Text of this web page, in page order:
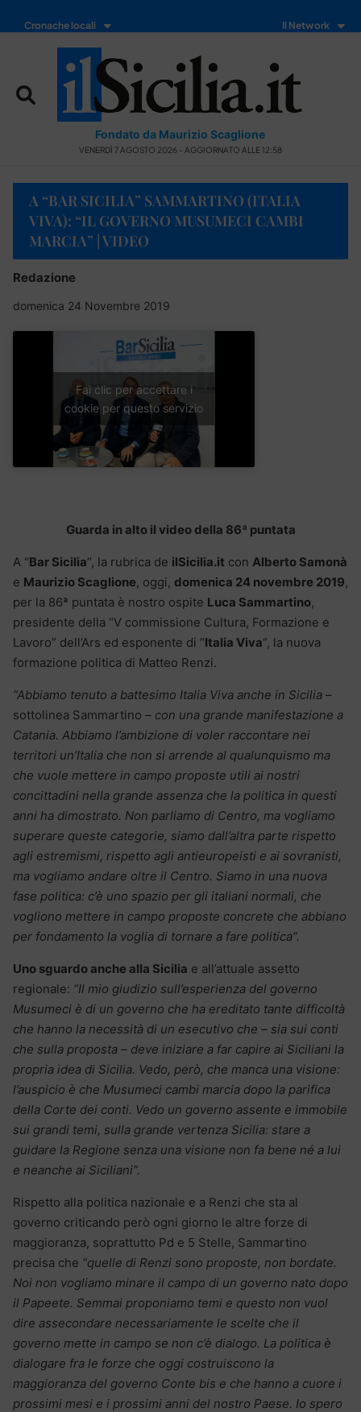
Cronache locali Il Network
Fondato da Maurizio Scaglione
VENERDÌ 7 AGOSTO 2026 - AGGIORNATO ALLE 12:58
A “BAR SICILIA” SAMMARTINO (ITALIA
VIVA): “IL GOVERNO MUSUMECI CAMBI
MARCIA” | VIDEO
Redazione
domenica 24 Novembre 2019
Fai clic per accettare i
cookie per questo servizio
Guarda in alto il video della 86ª puntata
A “Bar Sicilia“, la rubrica de ilSicilia.it con Alberto Samonà
e Maurizio Scaglione, oggi, domenica 24 novembre 2019,
per la 86ª puntata è nostro ospite Luca Sammartino,
presidente della “V commissione Cultura, Formazione e
Lavoro” dell’Ars ed esponente di “Italia Viva“, la nuova
formazione politica di Matteo Renzi.
“Abbiamo tenuto a battesimo Italia Viva anche in Sicilia –
sottolinea Sammartino – con una grande manifestazione a
Catania. Abbiamo l’ambizione di voler raccontare nei
territori un’Italia che non si arrende al qualunquismo ma
che vuole mettere in campo proposte utili ai nostri
concittadini nella grande assenza che la politica in questi
anni ha dimostrato. Non parliamo di Centro, ma vogliamo
superare queste categorie, siamo dall’altra parte rispetto
agli estremismi, rispetto agli antieuropeisti e ai sovranisti,
ma vogliamo andare oltre il Centro. Siamo in una nuova
fase politica: c’è uno spazio per gli italiani normali, che
vogliono mettere in campo proposte concrete che abbiano
per fondamento la voglia di tornare a fare politica”.
Uno sguardo anche alla Sicilia e all’attuale assetto
regionale: “Il mio giudizio sull’esperienza del governo
Musumeci è di un governo che ha ereditato tante difficoltà
che hanno la necessità di un esecutivo che – sia sui conti
che sulla proposta – deve iniziare a far capire ai Siciliani la
propria idea di Sicilia. Vedo, però, che manca una visione:
l’auspicio è che Musumeci cambi marcia dopo la parifica
della Corte dei conti. Vedo un governo assente e immobile
sui grandi temi, sulla grande vertenza Sicilia: stare a
guidare la Regione senza una visione non fa bene né a lui
e neanche ai Siciliani”.
Rispetto alla politica nazionale e a Renzi che sta al
governo criticando però ogni giorno le altre forze di
maggioranza, soprattutto Pd e 5 Stelle, Sammartino
precisa che “quelle di Renzi sono proposte, non bordate.
Noi non vogliamo minare il campo di un governo nato dopo
il Papeete. Semmai proponiamo temi e questo non vuol
dire assecondare necessariamente le scelte che il
governo mette in campo se non c’è dialogo. La politica è
dialogare fra le forze che oggi costruiscono la
maggioranza del governo Conte bis e che hanno a cuore i
prossimi mesi e i prossimi anni del nostro Paese. Io spero